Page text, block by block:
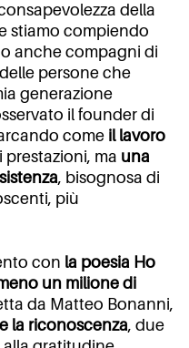
della
stiamo compiendo
anche compagni di
persone che
generazione
il founder di
come il lavoro
ma una
, bisognosa di
più
con la poesia Ho
un milione di
da Matteo Bonanni,
la riconoscenza, due